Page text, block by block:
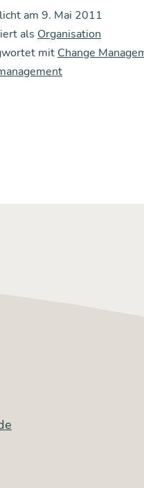
am 9. Mai 2011
als Organisation
mit Change